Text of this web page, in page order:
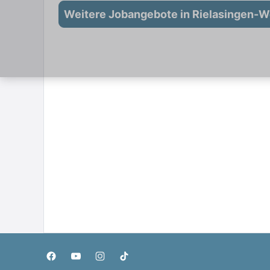
Weitere Jobangebote in Rielasingen-